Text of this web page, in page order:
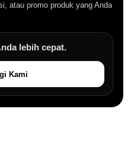
atau promo produk yang Anda
lebih cepat.
Kami